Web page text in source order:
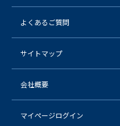
よくあるご質問
サイトマップ
会社概要
マイページログイン